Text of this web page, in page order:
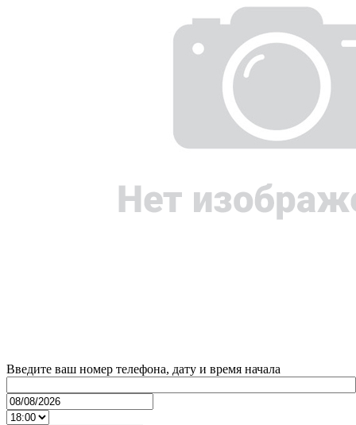
Введите ваш номер телефона, дату и время начала